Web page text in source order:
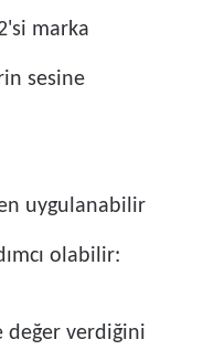
marka
sesine
uygulanabilir
olabilir:
değer verdiğini